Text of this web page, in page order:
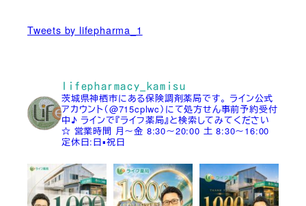
Tweets by lifepharma_1
lifepharmacy_kamisu
茨城県神栖市にある保険調剤薬局です。 ライン公式
アカウント（@715cplwc）にて処方せん事前予約受付
中♪ ラインで『ライフ薬局』と検索してみてください
☆ 営業時間 月～金 8:30～20:00 土 8:30～16:00
定休日:日▪祝日